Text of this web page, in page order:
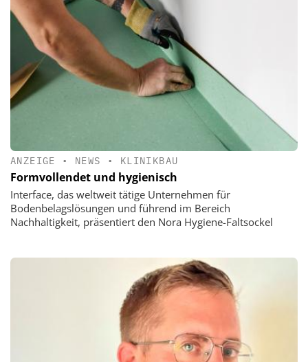
ANZEIGE • NEWS • KLINIKBAU
Formvollendet und hygienisch
Interface, das weltweit tätige Unternehmen für
Bodenbelagslösungen und führend im Bereich
Nachhaltigkeit, präsentiert den Nora Hygiene-Faltsockel